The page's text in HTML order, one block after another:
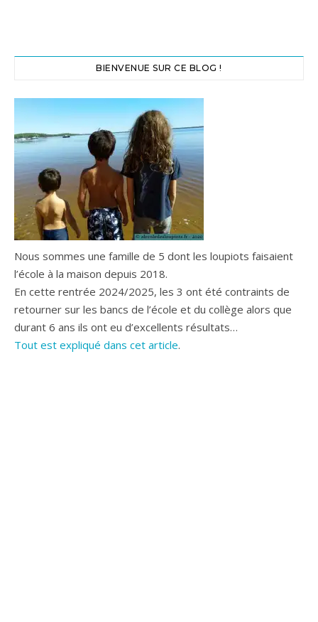
BIENVENUE SUR CE BLOG !
Nous sommes une famille de 5 dont les loupiots faisaient
l’école à la maison depuis 2018.
En cette rentrée 2024/2025, les 3 ont été contraints de
retourner sur les bancs de l’école et du collège alors que
durant 6 ans ils ont eu d’excellents résultats…
Tout est expliqué dans cet article.